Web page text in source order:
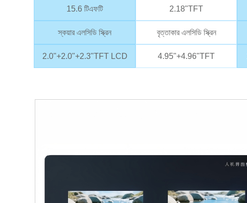
15.6 টিএফটি 2.18"TFT
স্কয়ার এলসিডি স্ক্রিন বৃত্তাকার এলসিডি স্ক্রিন
2.0"+2.0"+2.3"TFT LCD 4.95"+4.96"TFT